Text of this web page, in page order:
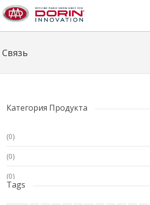
Связь
Категория Продукта
(0)
(0)
(0)
Tags